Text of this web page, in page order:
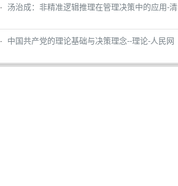
· 汤治成：非精准逻辑推理在管理决策中的应用-
· 中国共产党的理论基础与决策理念--理论-人民网